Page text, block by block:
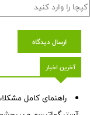
ارسال دیدگاه
آخرین اخبار
راهنمای کامل